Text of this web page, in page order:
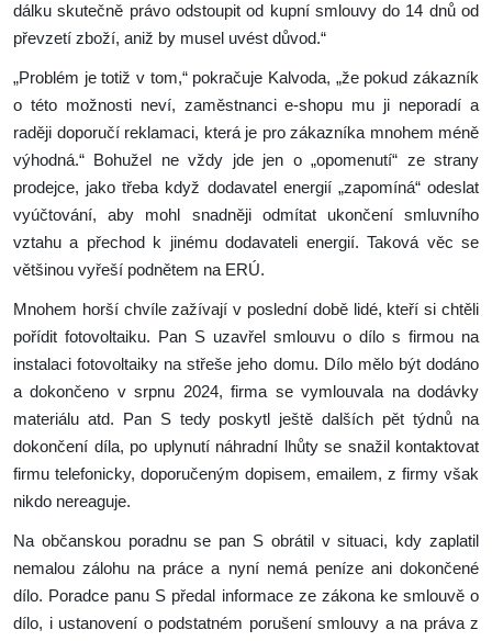
dálku skutečně právo odstoupit od kupní smlouvy do 14 dnů od
převzetí zboží, aniž by musel uvést důvod.“
„Problém je totiž v tom,“ pokračuje Kalvoda, „že pokud zákazník
o této možnosti neví, zaměstnanci e-shopu mu ji neporadí a
raději doporučí reklamaci, která je pro zákazníka mnohem méně
výhodná.“ Bohužel ne vždy jde jen o „opomenutí“ ze strany
prodejce, jako třeba když dodavatel energií „zapomíná“ odeslat
vyúčtování, aby mohl snadněji odmítat ukončení smluvního
vztahu a přechod k jinému dodavateli energií. Taková věc se
většinou vyřeší podnětem na ERÚ.
Mnohem horší chvíle zažívají v poslední době lidé, kteří si chtěli
pořídit fotovoltaiku. Pan S uzavřel smlouvu o dílo s firmou na
instalaci fotovoltaiky na střeše jeho domu. Dílo mělo být dodáno
a dokončeno v srpnu 2024, firma se vymlouvala na dodávky
materiálu atd. Pan S tedy poskytl ještě dalších pět týdnů na
dokončení díla, po uplynutí náhradní lhůty se snažil kontaktovat
firmu telefonicky, doporučeným dopisem, emailem, z firmy však
nikdo nereaguje.
Na občanskou poradnu se pan S obrátil v situaci, kdy zaplatil
nemalou zálohu na práce a nyní nemá peníze ani dokončené
dílo. Poradce panu S předal informace ze zákona ke smlouvě o
dílo, i ustanovení o podstatném porušení smlouvy a na práva z